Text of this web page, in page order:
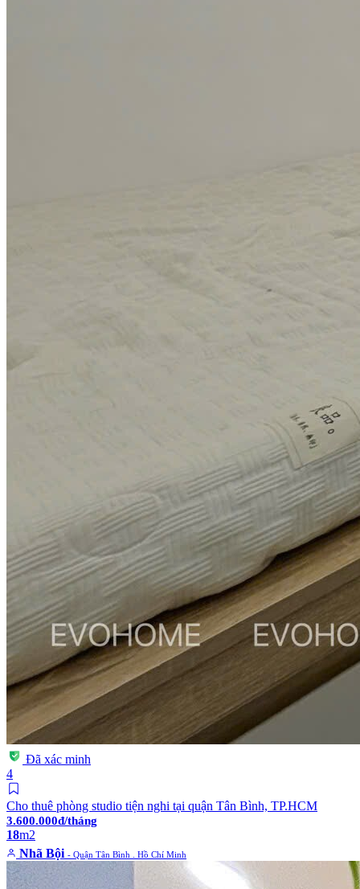
Đã xác minh
4
Cho thuê phòng studio tiện nghi tại quận Tân Bình, TP.HCM
3.600.000đ/tháng
18m2
Nhã Bội - Quận Tân Bình . Hồ Chí Minh